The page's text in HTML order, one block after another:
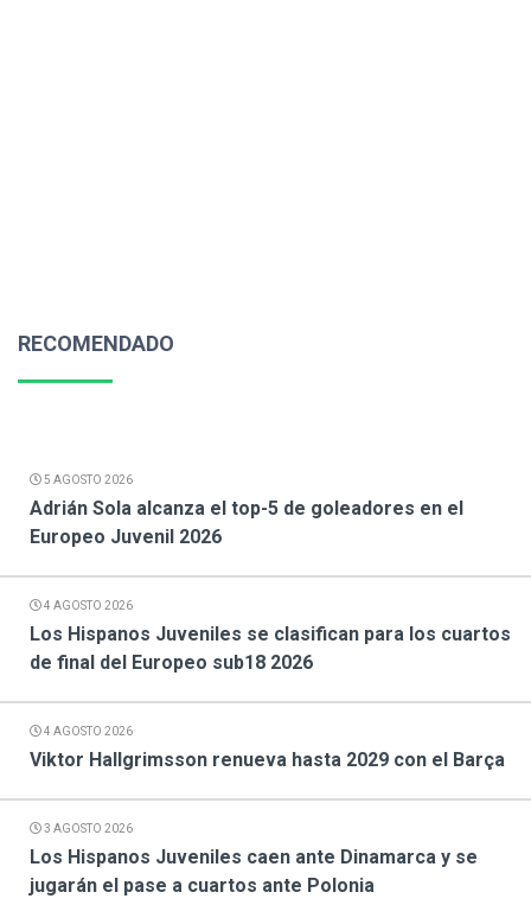
RECOMENDADO
5 AGOSTO 2026
Adrián Sola alcanza el top-5 de goleadores en el
Europeo Juvenil 2026
4 AGOSTO 2026
Los Hispanos Juveniles se clasifican para los cuartos
de final del Europeo sub18 2026
4 AGOSTO 2026
Viktor Hallgrimsson renueva hasta 2029 con el Barça
3 AGOSTO 2026
Los Hispanos Juveniles caen ante Dinamarca y se
jugarán el pase a cuartos ante Polonia